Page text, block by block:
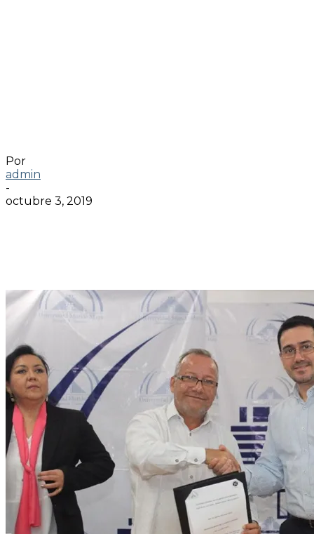
Por
admin
-
octubre 3, 2019